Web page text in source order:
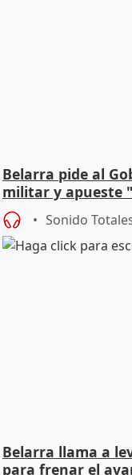
Belarra pide al
militar y apueste
Sonido
Belarra llama a
para frenar el